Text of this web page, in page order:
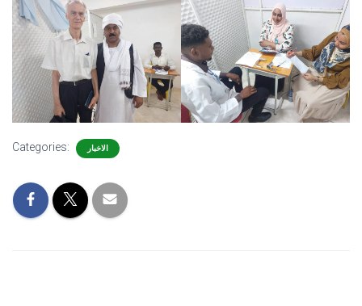
Categories: الاخبار